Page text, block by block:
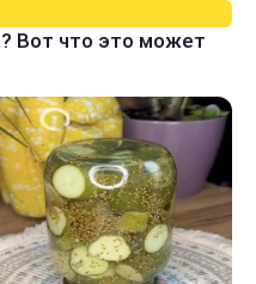
Вот что это может